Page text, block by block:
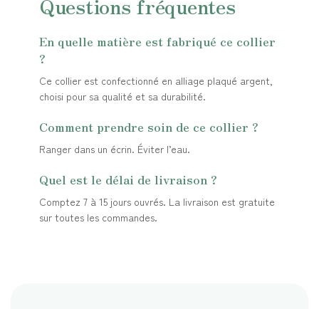
En quelle matière est fabriqué ce collier
?
Ce collier est confectionné en alliage plaqué argent,
choisi pour sa qualité et sa durabilité.
Comment prendre soin de ce collier ?
Ranger dans un écrin. Éviter l’eau.
Quel est le délai de livraison ?
Comptez 7 à 15 jours ouvrés. La livraison est gratuite
sur toutes les commandes.